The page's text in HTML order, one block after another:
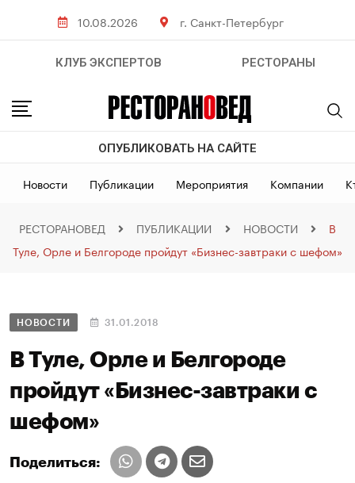
10.08.2026 г. Санкт-Петербург
КЛУБ ЭКСПЕРТОВ РЕСТОРАНЫ
ОПУБЛИКОВАТЬ НА САЙТЕ
Новости Публикации Мероприятия Компании
РЕСТОРАНОВЕД ПУБЛИКАЦИИ НОВОСТИ
В
Туле, Орле и Белгороде пройдут «Бизнес-завтраки с шефом»
НОВОСТИ 31.01.2018
В Туле, Орле и Белгороде
пройдут «Бизнес-завтраки с
шефом»
Поделиться: